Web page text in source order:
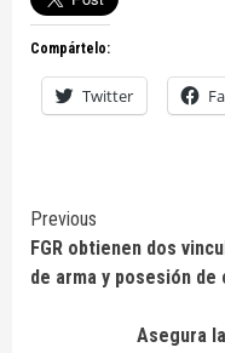
Compártelo:
Twitter
Continue
Reading
Previous
FGR obtienen dos
de arma y posesión de
Asegura